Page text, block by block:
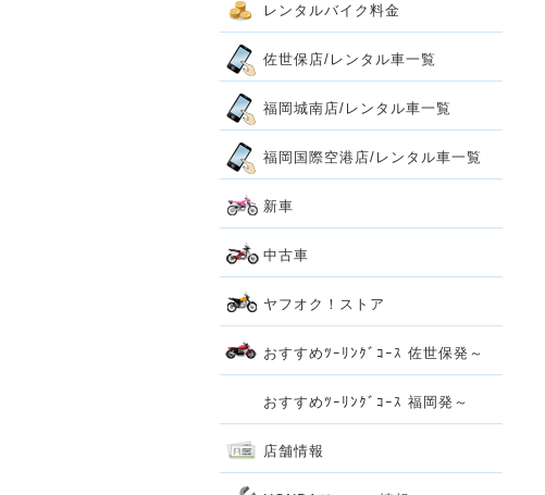
レンタルバイク料金
佐世保店/レンタル車一覧
福岡城南店/レンタル車一覧
福岡国際空港店/レンタル車一覧
新車
中古車
ヤフオク！ストア
おすすめﾂｰﾘﾝｸﾞｺｰｽ 佐世保発～
おすすめﾂｰﾘﾝｸﾞｺｰｽ 福岡発～
店舗情報